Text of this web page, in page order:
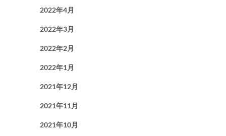
2022年4月
2022年3月
2022年2月
2022年1月
2021年12月
2021年11月
2021年10月